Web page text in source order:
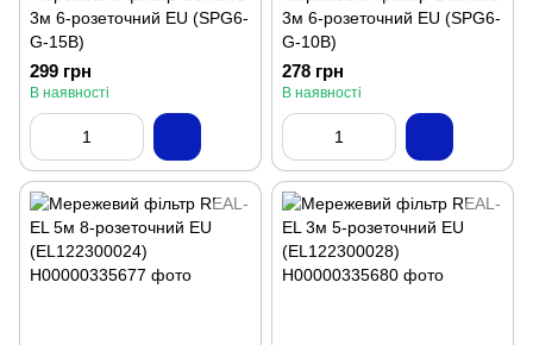
3м 6-розеточний EU (SPG6-
G-15B)
299 грн
В наявності
3м 6-розеточний EU (SPG6-
G-10B)
278 грн
В наявності